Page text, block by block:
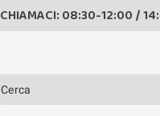
CHIAMACI: 08:30-12:00 /